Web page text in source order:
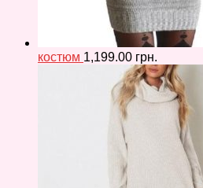
костюм 1,199.00 грн.